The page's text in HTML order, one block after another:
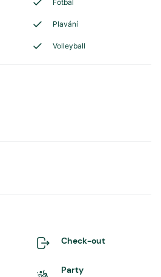
Fotbal
Plavání
Volleyball
Check-out
Party